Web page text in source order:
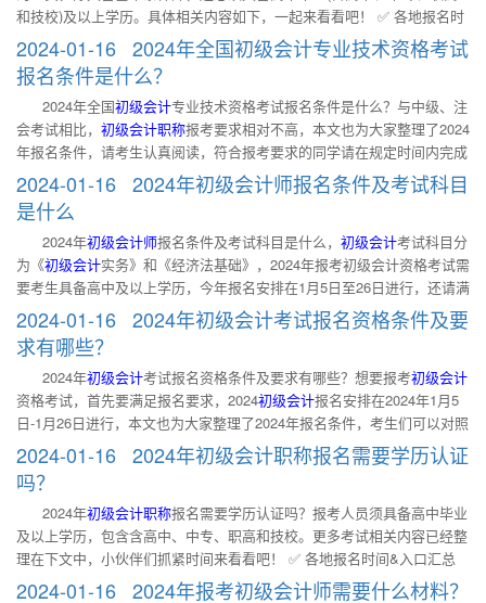
湾居民应提交本人有效身份证明）等材料。 三、初级会计经济法基础科
目有何特点？ 经济法基础科目相对来说比较简单。很多
3. 热爱会计工作，具备相应的会计专业知识和业务技能。 (二)报名参加初
级资格考试的人员，除具备基本条件外，还必须具备高中毕业(含高中、
中专、职高和技校)及以上学历。 二、初级会计考试大纲全国统一吗？ 初
级会计考试大纲全国统一，每年大纲中的变化部分很可能是考试中的重
点，建议考生注意对比学习。 三、初级会计教材要如何学习？ 首先要掌
握最基本的教材内容，打好基础才不会影响到后续的知识点学习。然后就
是了解在初级会计考试中分值占比较高的章节。可以多背一些
和技校)及以上学历。具体相关内容如下，一起来看看吧！ ✅ 各地报名时
间&入口汇总 ✅ 报名流程 ✅ 报考常见问题 ✅ 各地政策查询 ✅ 辅导教材
一、初级会计考试2024年报名需要满足哪些要求？ 2024年初级会计 报名
简章已公布，具体报名条件如下： (一)报名参加会计资格考试的人员，应
具备下列基本条件： 1. 遵守《中华人民共和国会计法》和国家统一的会
计制度等法律法规。 2. 具备良好的职业道德，无严重违反财经纪律的行
为。 3. 热爱会计工作，具备相应的会计专业知识和业务技能。 (二)报名
参加初级资格考试的人员，除具备基本条件外，还必须具备高中毕业(含
高中、中专、职高和技校)及以上学历。 二、初级会计考试大纲有什么
用？ 考试大纲是考试命题的指导性文件，也是考生复习备考的依据，通
过大纲考生可以知道命题人的出题范围，避免备考走弯路。建议考生备考
时，一定要紧扣大纲的要求进行学习。 三、初级会计考试如何运用思维
导图备考？ 每学完一个章节之后，把学到的知识点进行一次总结
2024-01-16 2024年全国初级会计专业技术资格考试
报名条件是什么？
2024年全国初级会计专业技术资格考试报名条件是什么？与中级、注
会考试相比， 初级会计职称报考要求相对不高，本文也为大家整理了2024
年报名条件，请考生认真阅读，符合报考要求的同学请在规定时间内完成
报名。 ✅ 各地报名时间&入口汇总 ✅ 报名流程 ✅各地政策查询 ✅ 辅导
教材 一、2024年全国初级会计专业技术资格考试报名条件是什么？ 初级
会计考试报名于1月5日开始，2024年初级会计报名条件如下： 1. 遵守
《中华人民共和国会计法》和国家统一的会计制度等法律法规。 2. 具备
良好的职业道德，无严重违反财经纪律的行为。 3. 热爱会计工作，具备
相应的会计专业知识和业务技能。 4.报名参加初级资格考试的人员，除具
备基本条件外，还必须具备高中毕业（含高中、中专、职高和技校）及以
上学历。 二、函授本科学历符合初级会计考试报名要求么？ 函授本科是
可以考初级会计考试的，函授学历是国家认可的学历，符合初级会计的报
考要求。 三、初级会计考试备考建议 备考计划非常关键，如果不够合
理，就会导致考生不能顺利执行，甚至严格执行后也不能通过初级会计考
试。建议考生可以根据课程进度安排以及自身情况制定计划表，保证每
2024-01-16 2024年初级会计师报名条件及考试科目
是什么
2024年初级会计师报名条件及考试科目是什么， 初级会计考试科目分
为《初级会计实务》和《经济法基础》，2024年报考初级会计资格考试需
要考生具备高中及以上学历，今年报名安排在1月5日至26日进行，还请满
足报考要求的考生在规定时间内完成报名。 ✅ 各地报名时间&入口汇总
✅ 报名流程 ✅各地政策查询 ✅ 辅导教材 一、2024年初级会计师报名条
件及考试科目是什么 2024年初级会计师报名简章已公布，具体报名条件
如下： 1. 遵守《中华人民共和国会计法》和国家统一的会计制度等法律
法规。 2. 具备良好的职业道德，无严重违反财经纪律的行为。 3. 热爱会
计工作，具备相应的会计专业知识和业务技能。 4.报名参加初级资格考试
的人员，除具备基本条件外，还必须具备高中毕业（含高中、中专、职高
和技校）及以上学历。 二、初级会计报名费怎么支付？ 各位考生可以参
考报考地区的报名简章，初级会计报名缴费方式为网上缴费。部分地区可
以使用微信和支付宝支付报名费用。 三、初级会计和中级会计内容差别
大吗？ 二者的科目设置及考查内容十分贴近，不同之处在于初级会计偏
重基础，能够起到一个入门引导和知识普及的作用，而中级会计则
2024-01-16 2024年初级会计考试报名资格条件及要
求有哪些？
2024年初级会计考试报名资格条件及要求有哪些？想要报考初级会计
资格考试，首先要满足报名要求，2024初级会计报名安排在2024年1月5
日-1月26日进行，本文也为大家整理了2024年报名条件，考生们可以对照
看自己是否满足。 ✅ 各地报名时间&入口汇总 ✅ 报名流程 ✅各地政策查
询 ✅ 辅导教材 一、2024年初级会计考试报名资格条件及要求有哪些？
2024年初级会计报名条件已公布，具体如下： 1.遵守《中华人民共和国
会计法》和国家统一的会计制度等法律法规。 2.具备良好的职业道德，无
严重违反财经纪律的行为。 3.热爱会计工作，具备相应的会计专业知识和
业务技能。 4.报名参加初级资格考试的人员，除具备基本条件外，还必须
具备国家教育部门认可的高中毕业（含高中、中专、职高和技校）及以上
2024-01-16 2024年初级会计职称报名需要学历认证
吗？
2024年初级会计职称报名需要学历认证吗？报考人员须具备高中毕业
及以上学历，包含含高中、中专、职高和技校。更多考试相关内容已经整
理在下文中，小伙伴们抓紧时间来看看吧！ ✅ 各地报名时间&入口汇总
✅ 报名流程 ✅ 报考常见问题 ✅ 各地政策查询 ✅ 辅导教材 一、2024年初
2024-01-16 2024年报考初级会计师需要什么材料？